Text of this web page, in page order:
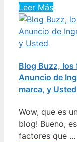
Leer Más
Blog Buzz, los
Anuncio de
marca, y Usted
Wow, que es
blog! Bueno,
factores que ...